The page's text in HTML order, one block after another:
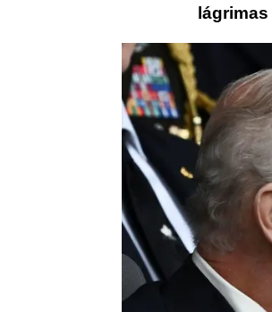
lágrimas